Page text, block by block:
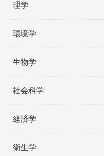
理学
環境学
生物学
社会科学
経済学
衛生学